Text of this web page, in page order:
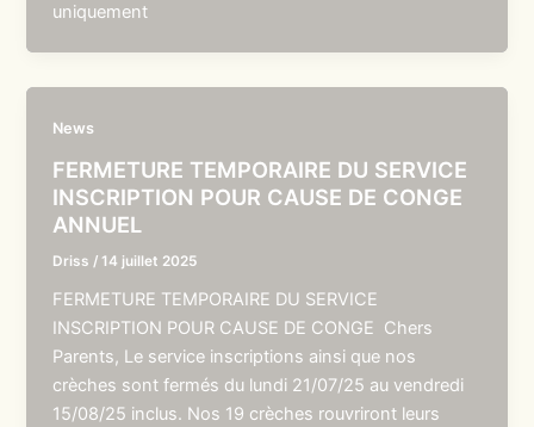
uniquement
News
FERMETURE TEMPORAIRE DU SERVICE
INSCRIPTION POUR CAUSE DE CONGE
ANNUEL
Driss /14 juillet 2025
FERMETURE TEMPORAIRE DU SERVICE
INSCRIPTION POUR CAUSE DE CONGE Chers
Parents, Le service inscriptions ainsi que nos
crèches sont fermés du lundi 21/07/25 au vendredi
15/08/25 inclus. Nos 19 crèches rouvriront leurs